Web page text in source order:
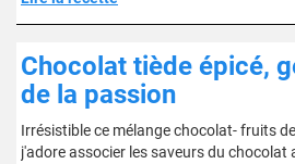
Chocolat tiède épicé,
de la passion
Irrésistible ce mélange chocolat- fruits
j'adore associer les saveurs du chocolat